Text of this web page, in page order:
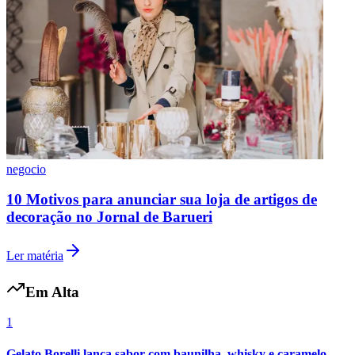
negocio
10 Motivos para anunciar sua loja de artigos de
decoração no Jornal de Barueri
Ler matéria
Em Alta
1